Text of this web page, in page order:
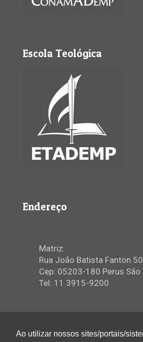
Escola Teológica
Endereço
Matriz:
Rua João Batista Fanton
Cep: 05203-180 Perus São
Tel: 11 3915-9200
Ao utilizar nossos sites/portais/